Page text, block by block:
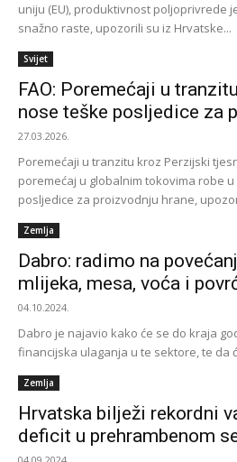
uniju (EU), produktivnost poljoprivrede
snažno raste, upozorili su iz Hrvatske...
Svijet
FAO: Poremećaji u
nose teške posljedice za
27.03.2026.
Poremećaji u tranzitu kroz Perzijski
poremećaj u globalnim tokovima robe
posljedice za proizvodnju hrane,
Zemlja
Dabro: radimo na
mlijeka, mesa, voća i
04.10.2024.
Dabro je najavio kako će se do kraja
financijska ulaganja u te sektore, te da
Zemlja
Hrvatska bilježi rekordni
deficit u prehrambenom